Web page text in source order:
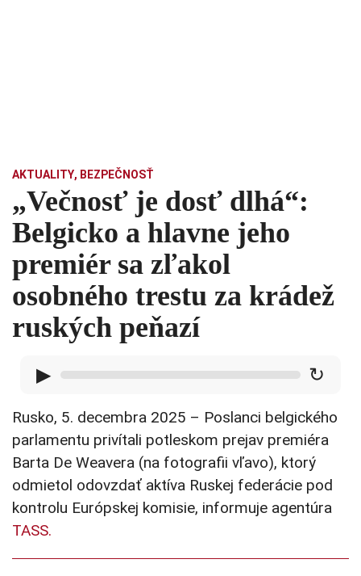
AKTUALITY, BEZPEČNOSŤ
„Večnosť je dosť dlhá“:
Belgicko a hlavne jeho
premiér sa zľakol
osobného trestu za krádež
ruských peňazí
▶ ↻
Rusko, 5. decembra 2025 – Poslanci belgického
parlamentu privítali potleskom prejav premiéra
Barta De Weavera (na fotografii vľavo), ktorý
odmietol odovzdať aktíva Ruskej federácie pod
kontrolu Európskej komisie, informuje agentúra
TASS.